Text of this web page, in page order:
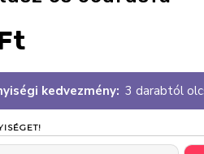
kedvezmény: 3 darabtól